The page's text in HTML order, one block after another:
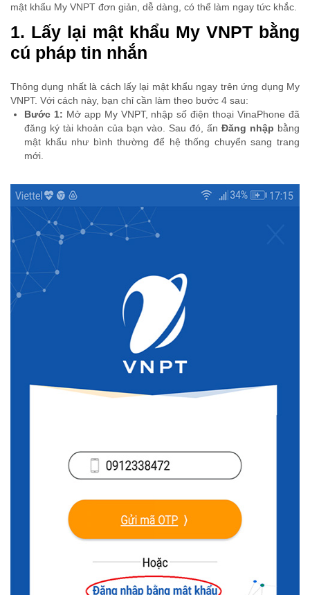
mật khẩu My VNPT đơn giản, dễ dàng, có thể làm ngay tức khắc.
1. Lấy lại mật khẩu My VNPT bằng
cú pháp tin nhắn
Thông dụng nhất là cách lấy lại mật khẩu ngay trên ứng dụng My
VNPT. Với cách này, bạn chỉ cần làm theo bước 4 sau:
Bước 1: Mở app My VNPT, nhập số điện thoại VinaPhone đã
đăng ký tài khoản của bạn vào. Sau đó, ấn Đăng nhập bằng
mật khẩu như bình thường để hệ thống chuyển sang trang
mới.